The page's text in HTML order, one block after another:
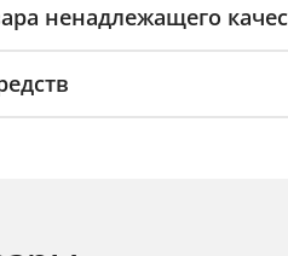
ненадлежащего